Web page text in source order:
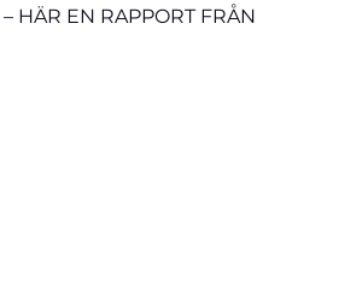
HÄR EN RAPPORT FRÅN